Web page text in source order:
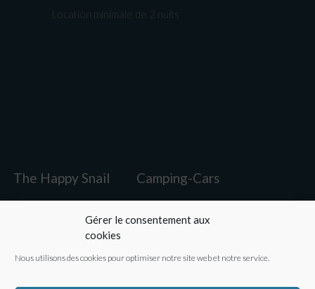
Gérer le consentement aux
cookies
Nous utilisons des cookies pour optimiser notre site web et notre service.
Location minimale de 2 nuits
The Happy Snail Camping-Cars
Galerie FAQ
Blog